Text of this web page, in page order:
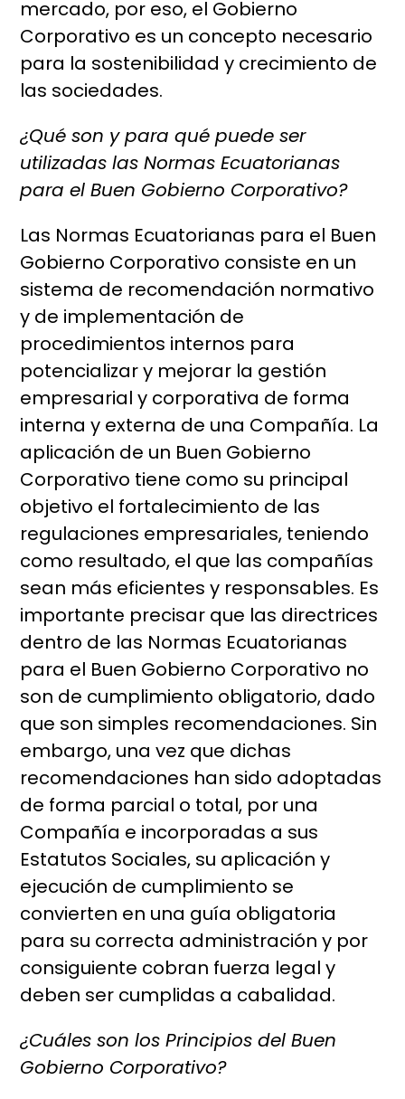
mercado, por eso, el Gobierno
Corporativo es un concepto necesario
para la sostenibilidad y crecimiento de
las sociedades.
¿Qué son y para qué puede ser
utilizadas las Normas Ecuatorianas
para el Buen Gobierno Corporativo?
Las Normas Ecuatorianas para el Buen
Gobierno Corporativo consiste en un
sistema de recomendación normativo
y de implementación de
procedimientos internos para
potencializar y mejorar la gestión
empresarial y corporativa de forma
interna y externa de una Compañía. La
aplicación de un Buen Gobierno
Corporativo tiene como su principal
objetivo el fortalecimiento de las
regulaciones empresariales, teniendo
como resultado, el que las compañías
sean más eficientes y responsables. Es
importante precisar que las directrices
dentro de las Normas Ecuatorianas
para el Buen Gobierno Corporativo no
son de cumplimiento obligatorio, dado
que son simples recomendaciones. Sin
embargo, una vez que dichas
recomendaciones han sido adoptadas
de forma parcial o total, por una
Compañía e incorporadas a sus
Estatutos Sociales, su aplicación y
ejecución de cumplimiento se
convierten en una guía obligatoria
para su correcta administración y por
consiguiente cobran fuerza legal y
deben ser cumplidas a cabalidad.
¿Cuáles son los Principios del Buen
Gobierno Corporativo?